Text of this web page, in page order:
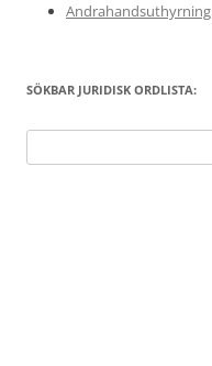
SÖKBAR JURIDISK ORDLISTA:
efter: